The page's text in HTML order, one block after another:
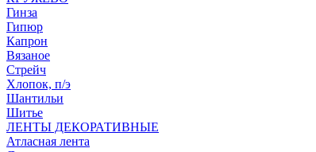
Гинза
Гипюр
Капрон
Вязаное
Стрейч
Хлопок, п/э
Шантильи
Шитье
ЛЕНТЫ ДЕКОРАТИВНЫЕ
Атласная лента